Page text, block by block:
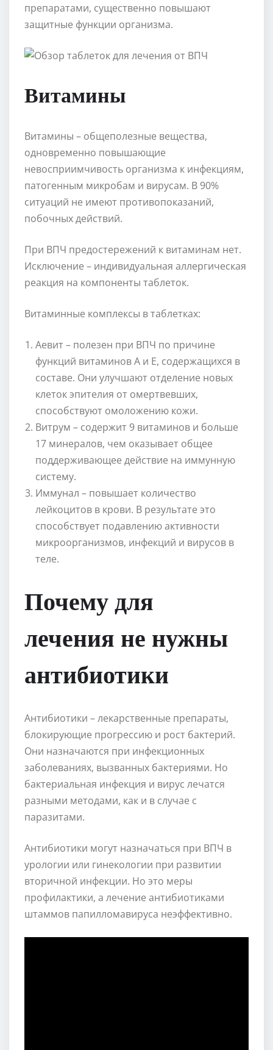
препаратами, существенно повышают
защитные функции организма.
Витамины
Витамины – общеполезные вещества,
одновременно повышающие
невосприимчивость организма к инфекциям,
патогенным микробам и вирусам. В 90%
ситуаций не имеют противопоказаний,
побочных действий.
При ВПЧ предостережений к витаминам нет.
Исключение – индивидуальная аллергическая
реакция на компоненты таблеток.
Витаминные комплексы в таблетках:
Аевит – полезен при ВПЧ по причине
функций витаминов А и Е, содержащихся в
составе. Они улучшают отделение новых
клеток эпителия от омертвевших,
способствуют омоложению кожи.
Витрум – содержит 9 витаминов и больше
17 минералов, чем оказывает общее
поддерживающее действие на иммунную
систему.
Иммунал – повышает количество
лейкоцитов в крови. В результате это
способствует подавлению активности
микроорганизмов, инфекций и вирусов в
теле.
Почему для
лечения не нужны
антибиотики
Антибиотики – лекарственные препараты,
блокирующие прогрессию и рост бактерий.
Они назначаются при инфекционных
заболеваниях, вызванных бактериями. Но
бактериальная инфекция и вирус лечатся
разными методами, как и в случае с
паразитами.
Антибиотики могут назначаться при ВПЧ в
урологии или гинекологии при развитии
вторичной инфекции. Но это меры
профилактики, а лечение антибиотиками
штаммов папилломавируса неэффективно.